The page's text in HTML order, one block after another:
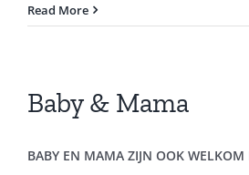
EN
Read More
Baby & Mama
BABY EN MAMA ZIJN OOK